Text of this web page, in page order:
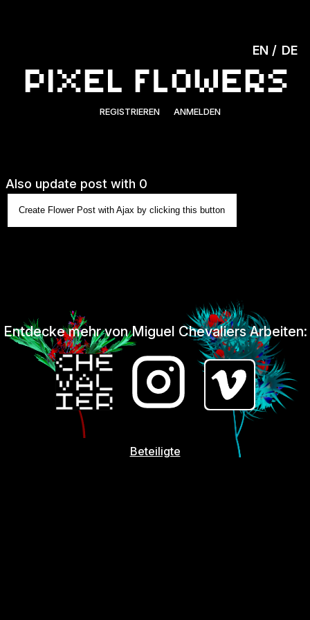
REGISTRIEREN ANMELDEN
EN DE
Also update post with 0
Create Flower Post with Ajax by clicking this button
Entdecke mehr von Miguel Chevaliers Arbeiten:
Beteiligte